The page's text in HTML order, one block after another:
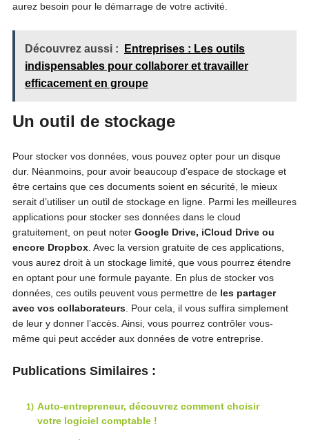
aurez besoin pour le démarrage de votre activité.
Découvrez aussi :
Entreprises : Les outils
indispensables pour collaborer et travailler
efficacement en groupe
Un outil de stockage
Pour stocker vos données, vous pouvez opter pour un disque
dur. Néanmoins, pour avoir beaucoup d’espace de stockage et
être certains que ces documents soient en sécurité, le mieux
serait d’utiliser un outil de stockage en ligne. Parmi les meilleures
applications pour stocker ses données dans le cloud
gratuitement, on peut noterGoogle Drive, iCloud Drive ou
encore Dropbox. Avec la version gratuite de ces applications,
vous aurez droit à un stockage limité, que vous pourrez étendre
en optant pour une formule payante. En plus de stocker vos
données, ces outils peuvent vous permettre de les partager
avec vos collaborateurs. Pour cela, il vous suffira simplement
de leur y donner l’accès. Ainsi, vous pourrez contrôler vous-
même qui peut accéder aux données de votre entreprise.
Publications Similaires :
Auto-entrepreneur, découvrez comment choisir
votre logiciel comptable !